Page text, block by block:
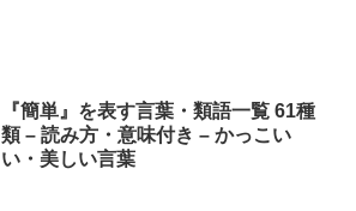
『簡単』を表す言葉・類語一覧 61種
類 – 読み方・意味付き – かっこい
い・美しい言葉